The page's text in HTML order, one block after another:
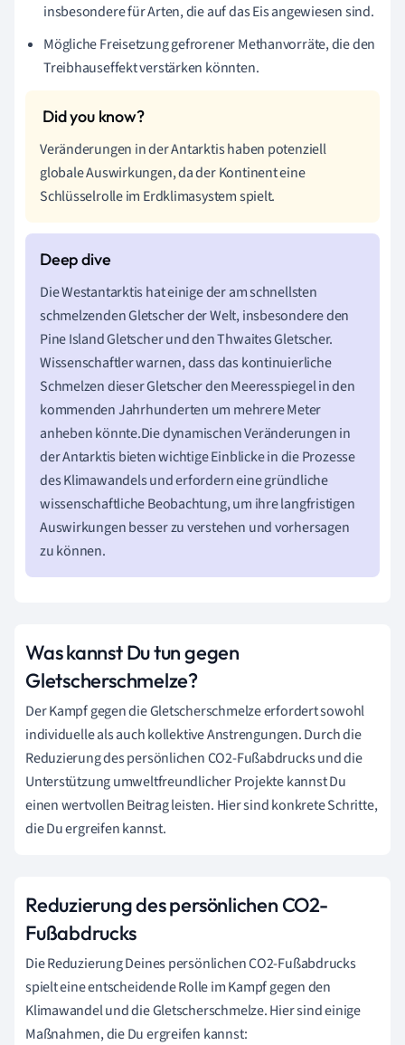
insbesondere für Arten, die auf das Eis angewiesen sind.
Mögliche Freisetzung gefrorener Methanvorräte, die den
Treibhauseffekt verstärken könnten.
Veränderungen in der Antarktis haben potenziell
globale Auswirkungen, da der Kontinent eine
Schlüsselrolle im Erdklimasystem spielt.
Die Westantarktis hat einige der am schnellsten
schmelzenden Gletscher der Welt, insbesondere den
Pine Island Gletscher und den Thwaites Gletscher.
Wissenschaftler warnen, dass das kontinuierliche
Schmelzen dieser Gletscher den Meeresspiegel in den
kommenden Jahrhunderten um mehrere Meter
anheben könnte.Die dynamischen Veränderungen in
der Antarktis bieten wichtige Einblicke in die Prozesse
des Klimawandels und erfordern eine gründliche
wissenschaftliche Beobachtung, um ihre langfristigen
Auswirkungen besser zu verstehen und vorhersagen
zu können.
Was kannst Du tun gegen
Gletscherschmelze?
Der Kampf gegen die Gletscherschmelze erfordert sowohl
individuelle als auch kollektive Anstrengungen. Durch die
Reduzierung des persönlichen CO2-Fußabdrucks und die
Unterstützung umweltfreundlicher Projekte kannst Du
einen wertvollen Beitrag leisten. Hier sind konkrete Schritte,
die Du ergreifen kannst.
Reduzierung des persönlichen CO2-
Fußabdrucks
Die Reduzierung Deines persönlichen CO2-Fußabdrucks
spielt eine entscheidende Rolle im Kampf gegen den
Klimawandel und die Gletscherschmelze. Hier sind einige
Maßnahmen, die Du ergreifen kannst: